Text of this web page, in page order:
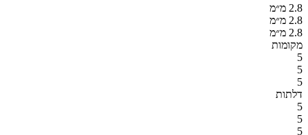
2.8 מ״מ
2.8 מ״מ
2.8 מ״מ
מקומות
5
5
5
דלתות
5
5
5